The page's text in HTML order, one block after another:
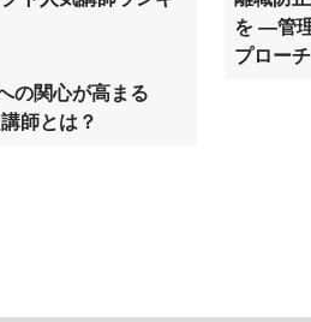
の関心が高まる
師とは？
を ―管
プローチ